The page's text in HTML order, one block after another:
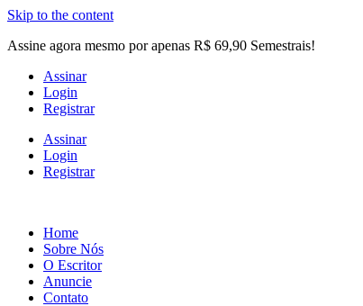
Skip to the content
Assine agora mesmo por apenas R$ 69,90 Semestrais!
Assinar
Login
Registrar
Assinar
Login
Registrar
Home
Sobre Nós
O Escritor
Anuncie
Contato